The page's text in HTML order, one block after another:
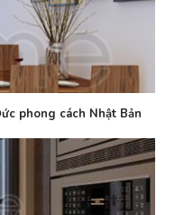
phong cách Nhật Bản